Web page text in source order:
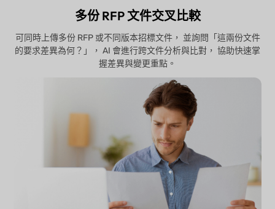
多份 RFP 文件交叉比較
可同時上傳多份 RFP 或不同版本招標文件， 並詢問「這兩份文件
的要求差異為何？」， AI 會進行跨文件分析與比對， 協助快速掌
握差異與變更重點。